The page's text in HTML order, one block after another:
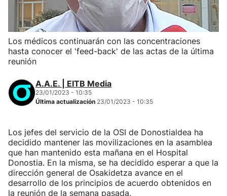
Los médicos continuarán con las concentraciones
hasta conocer el 'feed-back' de las actas de la última
reunión
A.A.E. | EITB Media
23/01/2023 - 10:35
Última actualización 23/01/2023 - 10:35
Los jefes del servicio de la OSI de Donostialdea ha
decidido mantener las movilizaciones en la asamblea
que han mantenido esta mañana en el Hospital
Donostia. En la misma, se ha decidido esperar a que la
dirección general de Osakidetza avance en el
desarrollo de los principios de acuerdo obtenidos en
la reunión de la semana pasada.